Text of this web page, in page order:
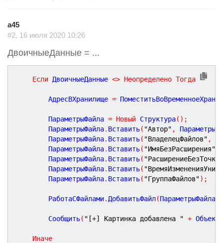
a45
#2, 16 июля 2020 10:26
ДвоичныеДанные = ...
Если ДвоичныеДанные <> Неопределено Тогда
		АдресВХранилище
=
		ПараметрыФайла
= Новый Структура( ) ;
		ПараметрыФайла
. Вставить( "Автор" ,
		ПараметрыФайла
. Вставить( "ВладелецФайлов" ,
		ПараметрыФайла
. Вставить( "ИмяБезРасширения"
		ПараметрыФайла
. Вставить( "РасширениеБезТочки"
		ПараметрыФайла
. Вставить(
		ПараметрыФайла
. Вставить( "ГруппаФайлов") ;
		РаботаСФайлами
. ДобавитьФайл(ПараметрыФайла
		Сообщить
( "[+] Картинка добавлена " + Объект
Иначе